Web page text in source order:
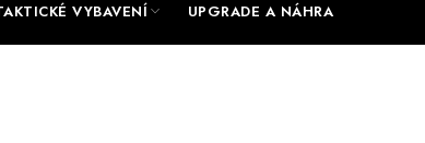
VYBAVENÍ UPGRADE A NÁHRADNÍ DÍLY